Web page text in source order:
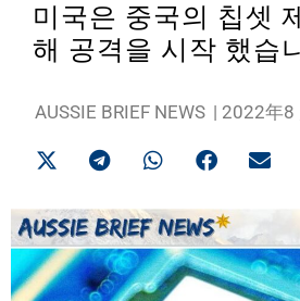
미국은 중국의 칩셋
해 공격을 시작 했습
AUSSIE BRIEF NEWS | 2022年8